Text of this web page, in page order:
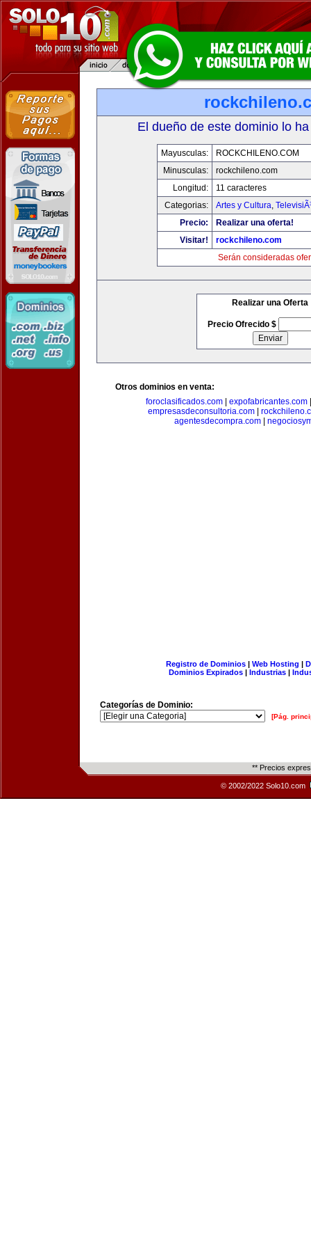
El dueño de este dominio lo
Mayusculas:
ROCKCHILENO.COM
Minusculas:
rockchileno.com
Longitud:
11 caracteres
Categorias:
Artes y Cultura,
Precio:
Realizar una oferta!
Visitar!
rockchileno.com
Serán consideradas
Realizar una Oferta
Precio Ofrecido $
Otros dominios en venta:
foroclasificados.com
expofabricantes.com
empresasdeconsultoria.com
agentesdecompra.com|
Registro de Dominios| Web Hosting |
Dominios Expirados | Industrias |
Categorías de Dominio:
[Pág.
** Precios
© 2002/2022 Solo10.com